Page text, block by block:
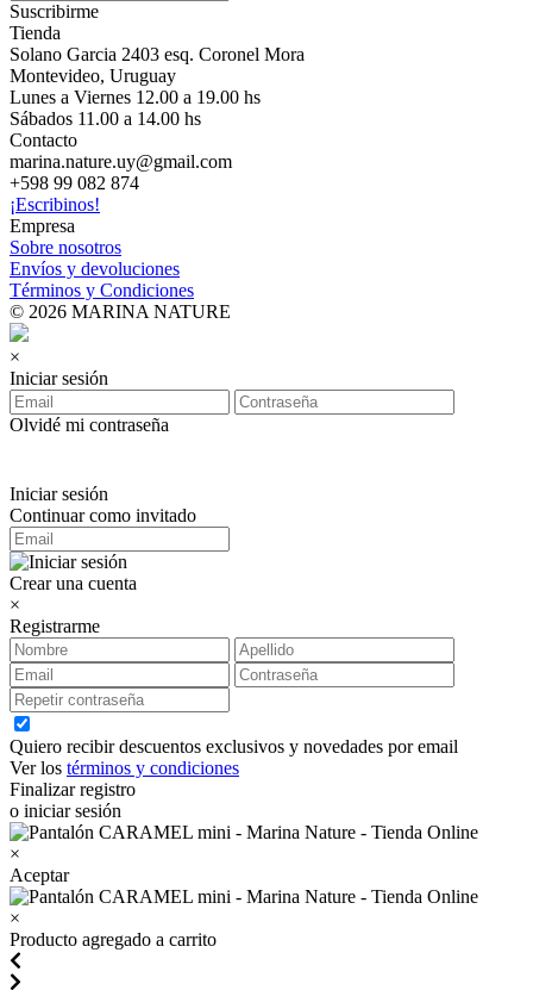
Suscribirme
Tienda
Solano Garcia 2403 esq. Coronel Mora
Montevideo, Uruguay
Lunes a Viernes 12.00 a 19.00 hs
Sábados 11.00 a 14.00 hs
Contacto
marina.nature.uy@gmail.com
+598 99 082 874
¡Escribinos!
Empresa
Sobre nosotros
Envíos y devoluciones
Términos y Condiciones
© 2026 MARINA NATURE
×
Iniciar sesión
Olvidé mi contraseña
Iniciar sesión
Continuar como invitado
Crear una cuenta
×
Registrarme
Quiero recibir descuentos exclusivos y novedades por email
Ver los términos y condiciones
Finalizar registro
o iniciar sesión
×
Aceptar
×
Producto agregado a carrito